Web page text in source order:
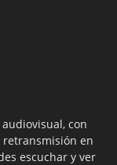
audiovisual, con
retransmisión en
escuchar y ver